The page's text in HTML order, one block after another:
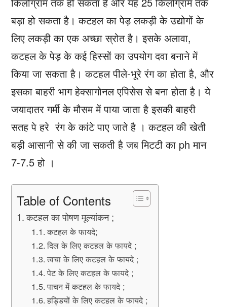
बड़ा हो सकता है। कटहल का पेड़ लकड़ी के उद्योगों के
लिए लकड़ी का एक अच्छा स्रोत है। इसके अलावा,
कटहल के पेड़ के कई हिस्सों का उपयोग दवा बनाने में
किया जा सकता है। कटहल पीले-भूरे रंग का होता है, और
इसका बाहरी भाग हेक्सागोनल एपिसेस से बना होता है। ये
जयादातर गर्मी के मौसम में पाया जाता है इसकी बाहरी
सतह पे हरे रंग के कांटे पाए जाते है । कटहल की खेती
बड़ी आसानी से की जा सकती है जब मिटटी का ph मान
7-7.5 हो ।
Table of Contents
कटहल का पोषण मूल्यांकन ;
कटहल के फायदे;
दिल के लिए कटहल के फायदे ;
त्वचा के लिए कटहल के फायदे ;
पेट के लिए कटहल के फायदे ;
पाचन में कटहल के फायदे ;
हड्डियों के लिए कटहल के फायदे ;